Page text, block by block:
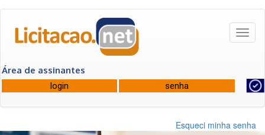
Área de assinantes
Esqueci minha senha